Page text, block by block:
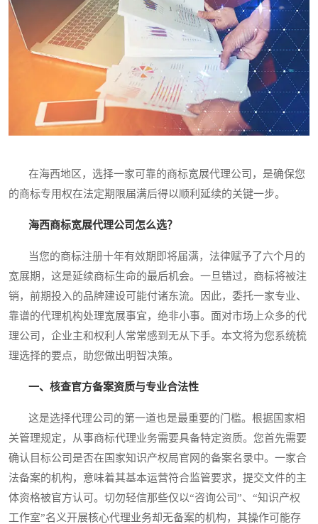
在海西地区，选择一家可靠的商标宽展代理公司，是确保您
的商标专用权在法定期限届满后得以顺利延续的关键一步。
海西商标宽展代理公司怎么选？
当您的商标注册十年有效期即将届满，法律赋予了六个月的
宽展期，这是延续商标生命的最后机会。一旦错过，商标将被注
销，前期投入的品牌建设可能付诸东流。因此，委托一家专业、
靠谱的代理机构处理宽展事宜，绝非小事。面对市场上众多的代
理公司，企业主和权利人常常感到无从下手。本文将为您系统梳
理选择的要点，助您做出明智决策。
一、核查官方备案资质与专业合法性
这是选择代理公司的第一道也是最重要的门槛。根据国家相
关管理规定，从事商标代理业务需要具备特定资质。您首先需要
确认目标公司是否在国家知识产权局官网的备案名录中。一家合
法备案的机构，意味着其基本运营符合监管要求，提交文件的主
体资格被官方认可。切勿轻信那些仅以“咨询公司”、“知识产权
工作室”名义开展核心代理业务却无备案的机构，其操作可能存